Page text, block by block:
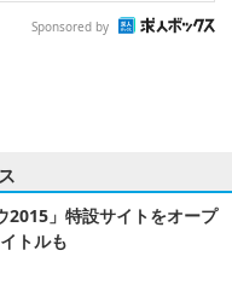
Sponsored by
2015」特設サイトをオープ
トルも